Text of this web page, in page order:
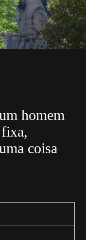
homem
coisa